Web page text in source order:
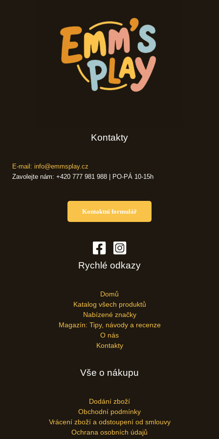
Kontakty
E-mail: info@emmsplay.cz
Zavolejte nám: +420 777 981 988 | PO-PÁ 10-15h
Kontaktní formulář
Rychlé odkazy
Domů
Katalog všech produktů
Nabízené značky
Magazín: Tipy, návody a recenze
O nás
Kontakty
Vše o nákupu
Dodání zboží
Obchodní podmínky
Vrácení zboží a odstoupení od smlouvy
Ochrana osobních údajů